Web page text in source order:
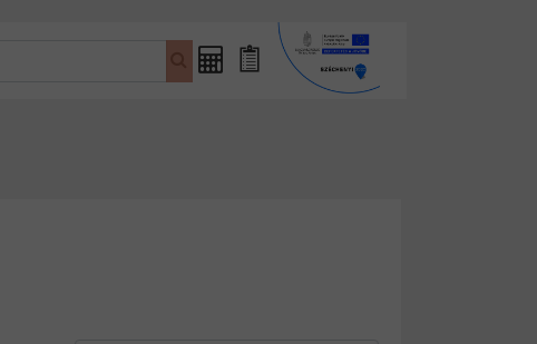
Fűrészáru
kalkulátor
Bevásárlólista